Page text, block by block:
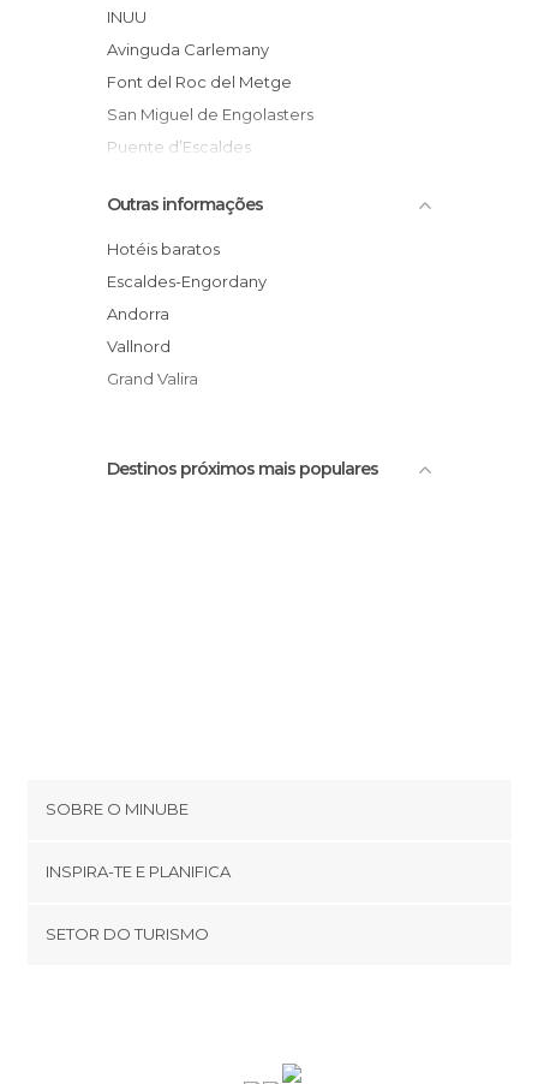
INUU
Avinguda Carlemany
Font del Roc del Metge
San Miguel de Engolasters
Puente d’Escaldes
Romántico
Pesebre Viviente d’Engordany
Río Madriu
Exposición Star Wars
Façana de l’art
Monumento Encaje Bolillos
Outras informações
Hotéis baratos
Escaldes-Engordany
Andorra
Vallnord
Grand Valira
Destinos próximos mais populares
SOBRE O MINUBE
Términos e Condições
INSPIRA-TE E PLANIFICA
SETOR DO TURISMO